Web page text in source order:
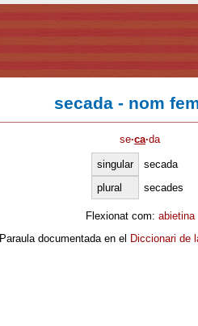
secada - nom
se·ca·da
singular
secada
plural
secades
Flexionat com: abietina
Paraula documentada en el Diccionari de